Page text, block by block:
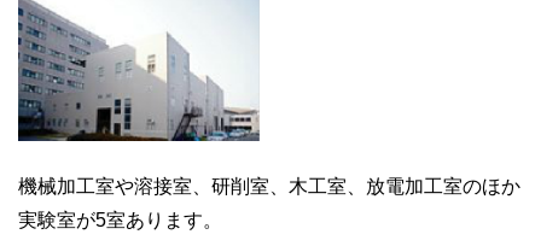
機械加工室や溶接室、研削室、木工室、放電加工室のほか
実験室が5室あります。